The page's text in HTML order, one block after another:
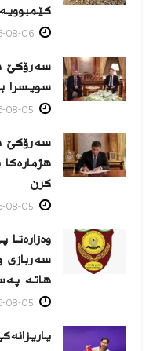
كێمبوویە
سەرۆکێ
سویسرا
سەرۆکێ
كرن
هاتە